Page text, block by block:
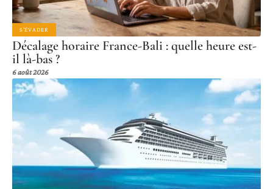
S'ÉVADER
Décalage horaire France-Bali : quelle heure est-
il là-bas ?
6 août 2026